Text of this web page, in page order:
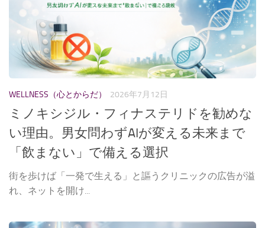
WELLNESS（心とからだ） 2026年7月12日
ミノキシジル・フィナステリドを勧めな
い理由。男女問わずAIが変える未来まで
「飲まない」で備える選択
街を歩けば「一発で生える」と謳うクリニックの広告が溢
れ、ネットを開け...